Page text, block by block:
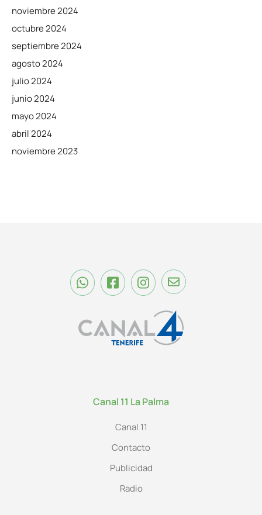
noviembre 2024
octubre 2024
septiembre 2024
agosto 2024
julio 2024
junio 2024
mayo 2024
abril 2024
noviembre 2023
Canal 11 La Palma
Canal 11
Contacto
Publicidad
Radio